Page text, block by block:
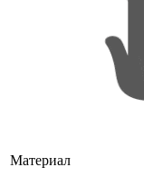
Материал